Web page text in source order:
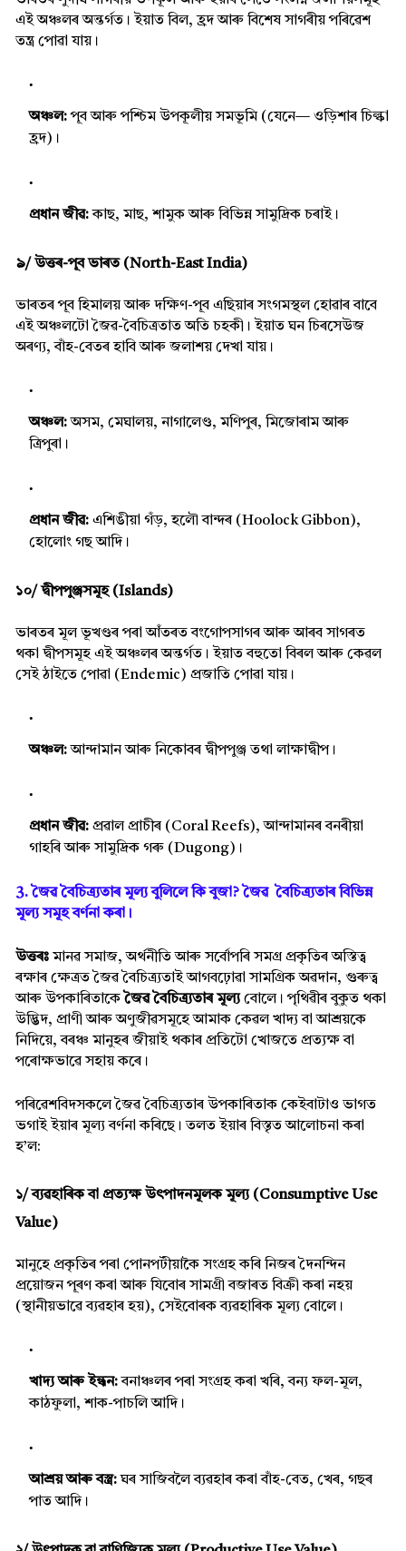
এই অঞ্চলৰ অন্তৰ্গত। ইয়াত বিল, হ্ৰদ আৰু বিশেষ সাগৰীয় পৰিৱেশ
তন্ত্ৰ পোৱা যায়।
অঞ্চল:পূব আৰু পশ্চিম উপকূলীয় সমভূমি (যেনে— ওড়িশাৰ চিল্কা
হ্ৰদ)।
প্ৰধান জীৱ:কাছ, মাছ, শামুক আৰু বিভিন্ন সামুদ্ৰিক চৰাই।
৯/ উত্তৰ-পূব ভাৰত (North-East India)
ভাৰতৰ পূব হিমালয় আৰু দক্ষিণ-পূব এছিয়াৰ সংগমস্থল হোৱাৰ বাবে
এই অঞ্চলটো জৈৱ-বৈচিত্ৰতাত অতি চহকী। ইয়াত ঘন চিৰসেউজ
অৰণ্য, বাঁহ-বেতৰ হাবি আৰু জলাশয় দেখা যায়।
অঞ্চল:অসম, মেঘালয়, নাগালেণ্ড, মণিপুৰ, মিজোৰাম আৰু
ত্ৰিপুৰা।
প্ৰধান জীৱ: এশিঙীয়া গঁড়, হলৌ বান্দৰ (Hoolock Gibbon),
হোলোং গছ আদি।
১০/ দ্বীপপুঞ্জসমূহ (Islands)
ভাৰতৰ মূল ভূখণ্ডৰ পৰা আঁতৰত বংগোপসাগৰ আৰু আৰব সাগৰত
থকা দ্বীপসমূহ এই অঞ্চলৰ অন্তৰ্গত। ইয়াত বহুতো বিৰল আৰু কেৱল
সেই ঠাইতে পোৱা (Endemic) প্ৰজাতি পোৱা যায়।
অঞ্চল:আন্দামান আৰু নিকোবৰ দ্বীপপুঞ্জ তথা লাক্ষাদ্বীপ।
প্ৰধান জীৱ: প্ৰৱাল প্ৰাচীৰ (Coral Reefs), আন্দামানৰ বনৰীয়া
গাহৰি আৰু সামুদ্ৰিক গৰু (Dugong)।
3. জৈৱ বৈচিত্ৰ্যতাৰ মূল্য বুলিলে কি বুজা? জৈৱ বৈচিত্ৰ্যতাৰ বিভিন্ন
মূল্য সমূহ বৰ্ণনা কৰা।
উত্তৰঃ মানৱ সমাজ, অৰ্থনীতি আৰু সৰ্বোপৰি সমগ্ৰ প্ৰকৃতিৰ অস্তিত্ব
ৰক্ষাৰ ক্ষেত্ৰত জৈৱ বৈচিত্ৰ্যতাই আগবঢ়োৱা সামগ্ৰিক অৱদান, গুৰুত্ব
আৰু উপকাৰিতাকে জৈৱ বৈচিত্ৰ্যতাৰ মূল্যবোলে। পৃথিৱীৰ বুকুত থকা
উদ্ভিদ, প্ৰাণী আৰু অণুজীৱসমূহে আমাক কেৱল খাদ্য বা আশ্ৰয়কে
নিদিয়ে, বৰঞ্চ মানুহৰ জীয়াই থকাৰ প্ৰতিটো খোজতে প্ৰত্যক্ষ বা
পৰোক্ষভাৱে সহায় কৰে।
পৰিৱেশবিদসকলে জৈৱ বৈচিত্ৰ্যতাৰ উপকাৰিতাক কেইবাটাও ভাগত
ভগাই ইয়াৰ মূল্য বৰ্ণনা কৰিছে। তলত ইয়াৰ বিস্তৃত আলোচনা কৰা
হ’ল:
১/ ব্যৱহাৰিক বা প্ৰত্যক্ষ উৎপাদনমূলক মূল্য (Consumptive Use
Value)
মানুহে প্ৰকৃতিৰ পৰা পোনপটীয়াকৈ সংগ্ৰহ কৰি নিজৰ দৈনন্দিন
প্ৰয়োজন পূৰণ কৰা আৰু যিবোৰ সামগ্ৰী বজাৰত বিক্ৰী কৰা নহয়
(স্থানীয়ভাৱে ব্যৱহাৰ হয়), সেইবোৰক ব্যৱহাৰিক মূল্য বোলে।
খাদ্য আৰু ইন্ধন:বনাঞ্চলৰ পৰা সংগ্ৰহ কৰা খৰি, বন্য ফল-মূল,
কাঠফুলা, শাক-পাচলি আদি।
আশ্ৰয় আৰু বস্ত্ৰ:ঘৰ সাজিবলৈ ব্যৱহাৰ কৰা বাঁহ-বেত, খেৰ, গছৰ
পাত আদি।